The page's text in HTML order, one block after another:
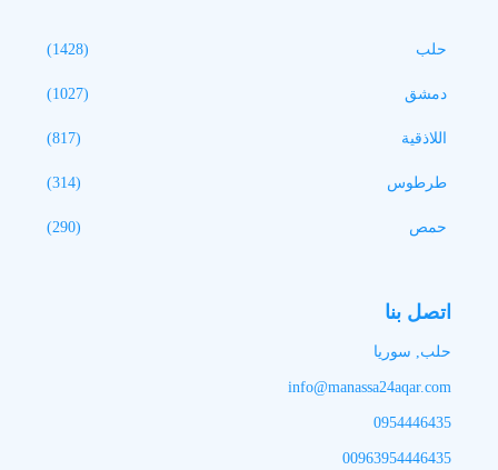
حلب (1428)
دمشق (1027)
اللاذقية (817)
طرطوس (314)
حمص (290)
اتصل بنا
حلب, سوريا
info@manassa24aqar.com
0954446435
00963954446435